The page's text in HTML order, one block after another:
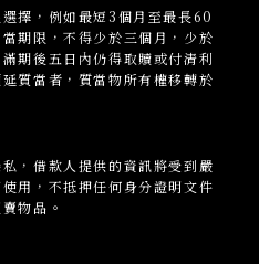
擇，例如最短3個月至最長60
期限，不得少於三個月，少於
期後五日內仍得取贖或付清利
質當者，質當物所有權移轉於
，借款人提供的資訊將受到嚴
用，不抵押任何身分證明文件
物品。